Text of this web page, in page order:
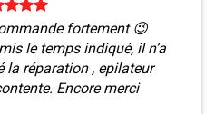
fortement 😉
le temps indiqué, il n’a
la réparation , epilateur
Encore merci